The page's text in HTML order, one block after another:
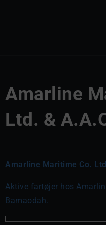
Amarline
Ltd. &
Amarline Maritime Co.
Aktive fartøjer hos
Bamaodah.